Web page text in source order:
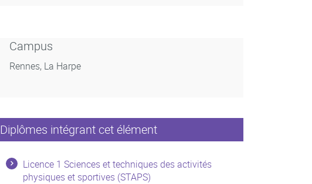
Campus
Rennes, La Harpe
Diplômes intégrant cet élément
Licence 1 Sciences et techniques des activités
physiques et sportives (STAPS)